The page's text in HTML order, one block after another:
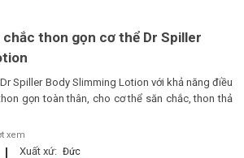
chắc thon gọn cơ thể Dr Spiller
Spiller Body Slimming Lotion với khả năng điều
gọn toàn thân, cho cơ thể săn chắc, thon thả
xem
Xuất xứ: Đức